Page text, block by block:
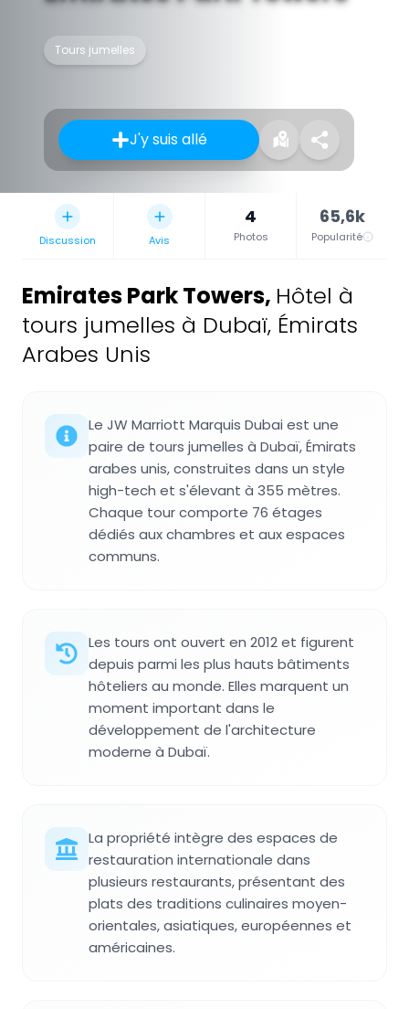
Tours jumelles
J'y suis allé
Discussion Avis
4
Photos
65,6k
Popularité
Emirates Park Towers, Hôtel à
tours jumelles à Dubaï, Émirats
Arabes Unis
Le JW Marriott Marquis Dubai est une
paire de tours jumelles à Dubaï, Émirats
arabes unis, construites dans un style
high-tech et s'élevant à 355 mètres.
Chaque tour comporte 76 étages
dédiés aux chambres et aux espaces
communs.
Les tours ont ouvert en 2012 et figurent
depuis parmi les plus hauts bâtiments
hôteliers au monde. Elles marquent un
moment important dans le
développement de l'architecture
moderne à Dubaï.
La propriété intègre des espaces de
restauration internationale dans
plusieurs restaurants, présentant des
plats des traditions culinaires moyen-
orientales, asiatiques, européennes et
américaines.